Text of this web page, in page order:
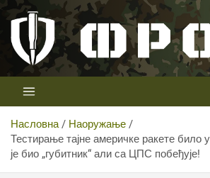
Скип
цонтент
Телевизија ФРОНТ
Први војни канал у Србији
Насловна
Наоружање
Тестирање тајне америчке ракете било
је био „губитник“ али са ЦПС побеђује!